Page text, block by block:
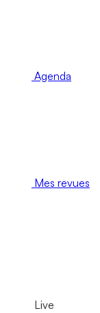
Agenda
Mes revues
Live